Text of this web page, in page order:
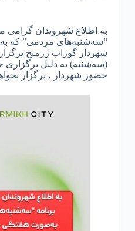
به اطلاع شهروندان گرامی
“سه‌شنبه‌های مردمی” که
شهردار گوراب زرمیخ
(سه‌شنبه) به دلیل
حضور شهردار ، برگزار